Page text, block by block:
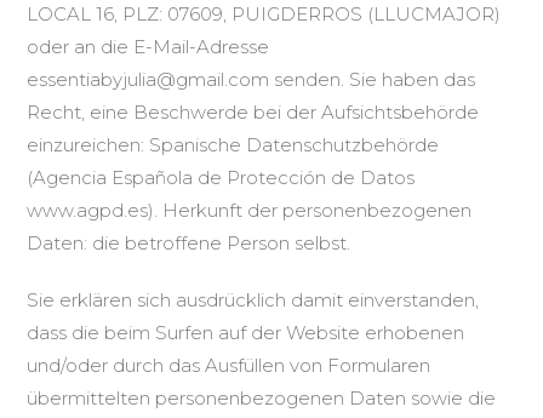
LOCAL 16, PLZ: 07609, PUIGDERROS (LLUCMAJOR)
oder an die E-Mail-Adresse
essentiabyjulia@gmail.com senden. Sie haben das
Recht, eine Beschwerde bei der Aufsichtsbehörde
einzureichen: Spanische Datenschutzbehörde
(Agencia Española de Protección de Datos
www.agpd.es). Herkunft der personenbezogenen
Daten: die betroffene Person selbst.
Sie erklären sich ausdrücklich damit einverstanden,
dass die beim Surfen auf der Website erhobenen
und/oder durch das Ausfüllen von Formularen
übermittelten personenbezogenen Daten sowie die